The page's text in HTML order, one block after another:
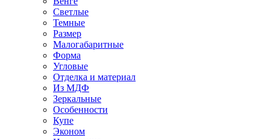
Светлые
Темные
Размер
Малогабаритные
Форма
Угловые
Отделка и материал
Из МДФ
Зеркальные
Особенности
Купе
Эконом